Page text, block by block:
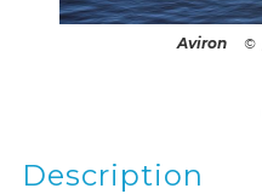
Aviron
Description